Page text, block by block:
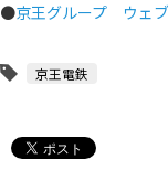
●京王グループ ウェ
京王電鉄